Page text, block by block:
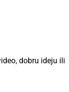
dobru ideju ili